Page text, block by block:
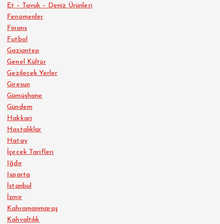
Et – Tavuk – Deniz Ürünleri
Fenomenler
Finans
Futbol
Gaziantep
Genel Kültür
Gezilecek Yerler
Giresun
Gümüşhane
Gündem
Hakkari
Hastalıklar
Hatay
İçecek Tarifleri
Iğdır
Isparta
İstanbul
İzmir
Kahramanmaraş
Kahvaltılık